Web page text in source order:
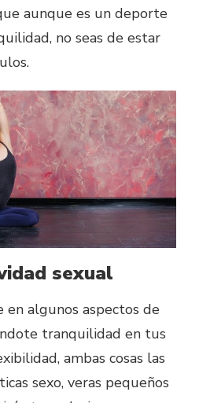
aunque es un deporte
no seas de estar
sexual
algunos aspectos de
tranquilidad en tus
ambas cosas las
sexo, veras pequeños